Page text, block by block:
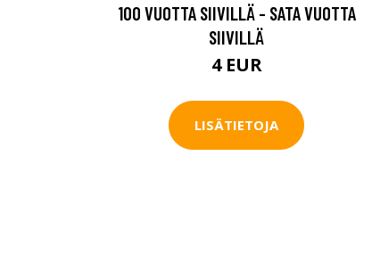
100 VUOTTA SIIVILLÄ - SATA VUOTTA
SIIVILLÄ
4 EUR
LISÄTIETOJA